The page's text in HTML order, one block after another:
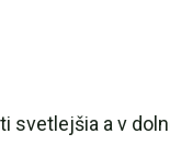
svetlejšia a v